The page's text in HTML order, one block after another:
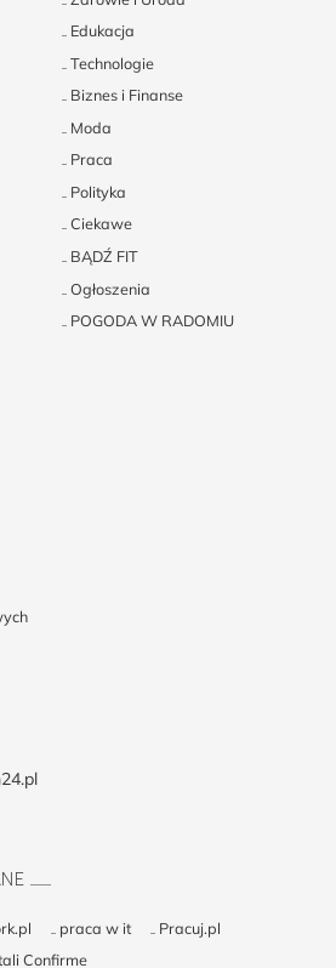
Edukacja
Technologie
Biznes i Finanse
Moda
Praca
Polityka
Ciekawe
BĄDŹ FIT
Ogłoszenia
POGODA W RADOMIU
praca w it
Pracuj.pl
Confirme